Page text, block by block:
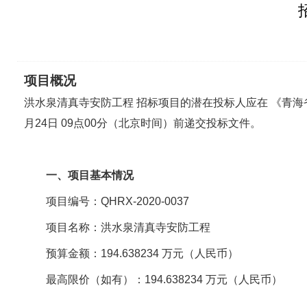
项目概况
洪水泉清真寺安防工程 招标项目的潜在投标人应在 《青
月24日 09点00分（北京时间）前递交投标文件。
一、项目基本情况
项目编号：QHRX-2020-0037
项目名称：洪水泉清真寺安防工程
预算金额：194.638234 万元（人民币）
最高限价（如有）：194.638234 万元（人民币）